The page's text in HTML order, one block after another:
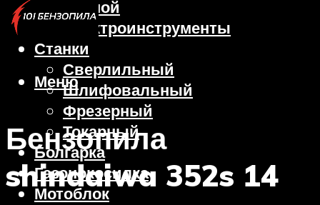
Ручной
Электроинструменты
Станки
Сверлильный
Шлифовальный
Фрезерный
Токарный
Болгарка
Газонокосилка
Мотоблок
Меню
Бензопила
shindaiwa 352s 14